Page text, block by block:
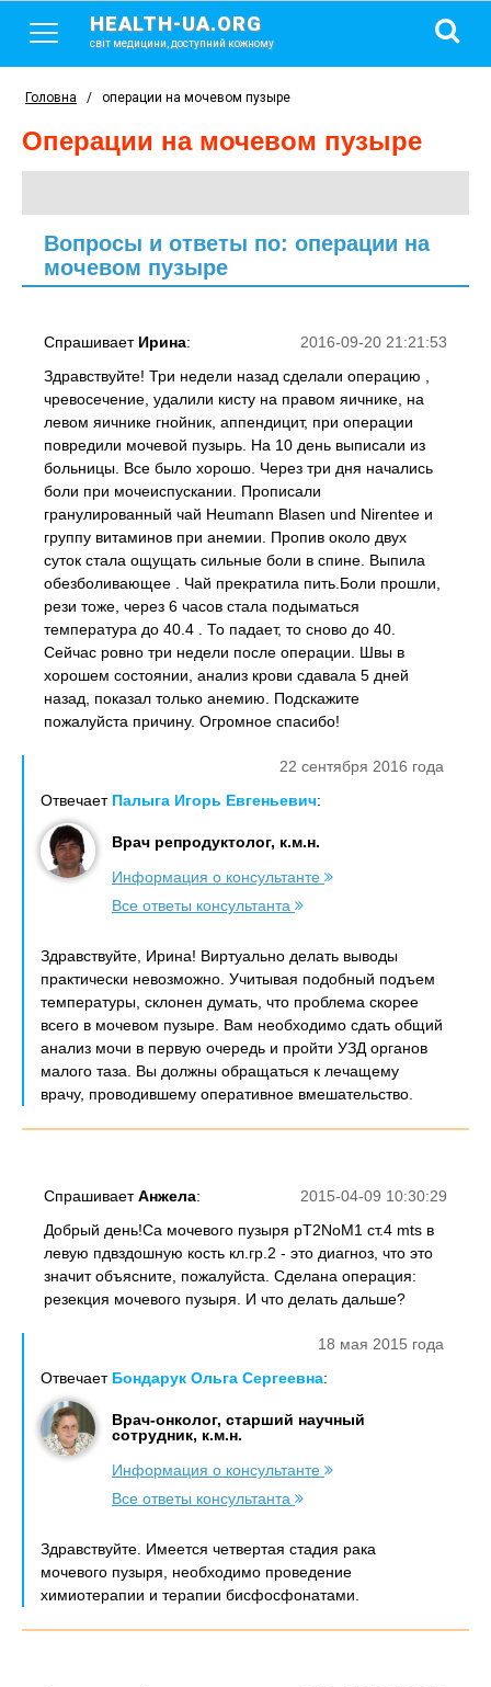
HEALTH-UA.ORG
світ медицини, доступний кожному
Головна / операции на мочевом пузыре
операции на мочевом пузыре
Вопросы и ответы по: операции на
мочевом пузыре
2016-09-20 21:21:53
Спрашивает Ирина:
Здравствуйте! Три недели назад сделали операцию ,
чревосечение, удалили кисту на правом яичнике, на
левом яичнике гнойник, аппендицит, при операции
повредили мочевой пузырь. На 10 день выписали из
больницы. Все было хорошо. Через три дня начались
боли при мочеиспускании. Прописали
гранулированный чай Heumann Blasen und Nirentee и
группу витаминов при анемии. Пропив около двух
суток стала ощущать сильные боли в спине. Выпила
обезболивающее . Чай прекратила пить.Боли прошли,
рези тоже, через 6 часов стала подыматься
температура до 40.4 . То падает, то сново до 40.
Сейчас ровно три недели после операции. Швы в
хорошем состоянии, анализ крови сдавала 5 дней
назад, показал только анемию. Подскажите
пожалуйста причину. Огромное спасибо!
22 сентября 2016 года
Отвечает Палыга Игорь Евгеньевич:
Врач репродуктолог, к.м.н.
Информация о консультанте
Все ответы консультанта
Здравствуйте, Ирина! Виртуально делать выводы
практически невозможно. Учитывая подобный подъем
температуры, склонен думать, что проблема скорее
всего в мочевом пузыре. Вам необходимо сдать общий
анализ мочи в первую очередь и пройти УЗД органов
малого таза. Вы должны обращаться к лечащему
врачу, проводившему оперативное вмешательство.
2015-04-09 10:30:29
СпрашиваетАнжела:
Добрый день!Са мочевого пузыря pT2NoM1 ст.4 mts в
левую пдвздошную кость кл.гр.2 - это диагноз, что это
значит объясните, пожалуйста. Сделана операция:
резекция мочевого пузыря. И что делать дальше?
18 мая 2015 года
Отвечает Бондарук Ольга Сергеевна:
Врач-онколог, старший научный
сотрудник, к.м.н.
Информация о консультанте
Все ответы консультанта
Здравствуйте. Имеется четвертая стадия рака
мочевого пузыря, необходимо проведение
химиотерапии и терапии бисфосфонатами.